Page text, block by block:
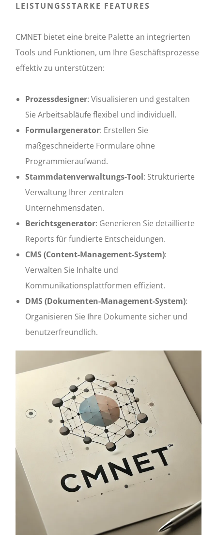
LEISTUNGSSTARKE FEATURES
CMNET bietet eine breite Palette an integrierten
Tools und Funktionen, um Ihre Geschäftsprozesse
effektiv zu unterstützen:
Prozessdesigner: Visualisieren und gestalten
Sie Arbeitsabläufe flexibel und individuell.
Formulargenerator: Erstellen Sie
maßgeschneiderte Formulare ohne
Programmieraufwand.
Stammdatenverwaltungs-Tool: Strukturierte
Verwaltung Ihrer zentralen
Unternehmensdaten.
Berichtsgenerator: Generieren Sie detaillierte
Reports für fundierte Entscheidungen.
CMS (Content-Management-System):
Verwalten Sie Inhalte und
Kommunikationsplattformen effizient.
DMS (Dokumenten-Management-System):
Organisieren Sie Ihre Dokumente sicher und
benutzerfreundlich.